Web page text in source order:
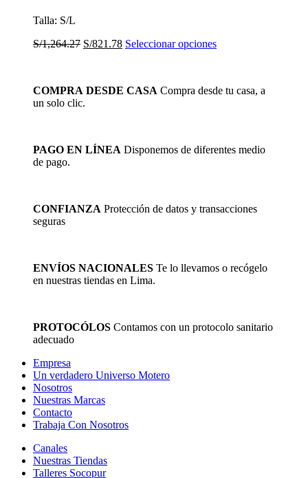
Talla: S/L
S/1,264.27 El
S/1,264.27.
S/821.78El
S/821.78.
Seleccionar opcionesEste
variantes.
elegir
producto
COMPRA DESDE CASA Compra desde tu casa, a
un solo clic.
PAGO EN LÍNEA Disponemos de diferentes medio
de pago.
CONFIANZA Protección de datos y transacciones
seguras
ENVÍOS NACIONALES Te lo llevamos o recógelo
en nuestras tiendas en Lima.
PROTOCÓLOS Contamos con un protocolo sanitario
adecuado
Empresa
Un verdadero Universo Motero
Nosotros
Nuestras Marcas
Contacto
Trabaja Con Nosotros
Canales
Nuestras Tiendas
Talleres Socopur